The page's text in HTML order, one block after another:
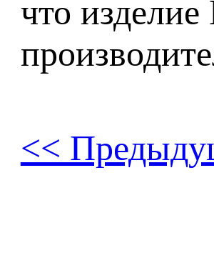
что
<<